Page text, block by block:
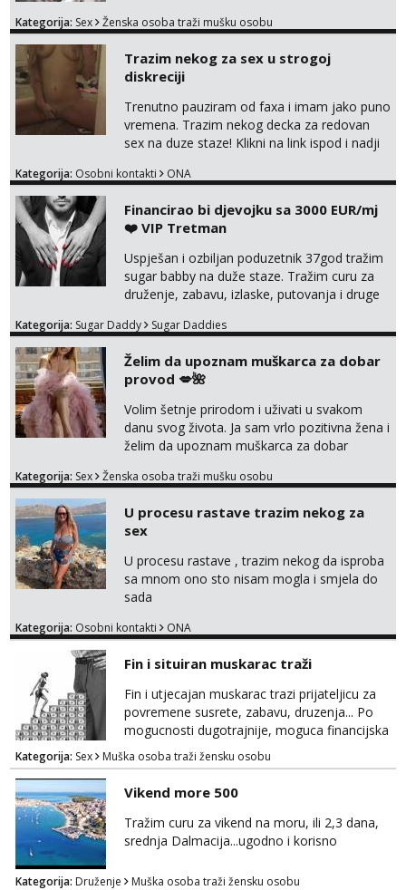
na sexdater link i javi mi se tamo....
Kategorija: Sex Ženska osoba traži mušku osobu
Trazim nekog za sex u strogoj
diskreciji
Trenutno pauziram od faxa i imam jako puno
vremena. Trazim nekog decka za redovan
sex na duze staze! Klikni na link ispod i nadji
Kategorija: Osobni kontakti ONA
Financirao bi djevojku sa 3000 EUR/mj
❤️ VIP Tretman
Uspješan i ozbiljan poduzetnik 37god tražim
sugar babby na duže staze. Tražim curu za
druženje, zabavu, izlaske, putovanja i druge
otvorena, komunikativna, zgodna i atraktivna
markodalic37@gmail.com
Kategorija: Sugar Daddy Sugar Daddies
Želim da upoznam muškarca za dobar
provod 💋🌺
Volim šetnje prirodom i uživati u svakom
danu svog života. Ja sam vrlo pozitivna žena i
želim da upoznam muškarca za dobar
na link ispod i nadji me tamo, cekam te!
Kategorija: Sex Ženska osoba traži mušku osobu
U procesu rastave trazim nekog za
sex
U procesu rastave , trazim nekog da isproba
sa mnom ono sto nisam mogla i smjela do
sada
Kategorija: Osobni kontakti ONA
Fin i situiran muskarac traži
Fin i utjecajan muskarac trazi prijateljicu za
povremene susrete, zabavu, druzenja... Po
mogucnosti dugotrajnije, moguca financijska
potpora!
Kategorija: Sex Muška osoba traži žensku osobu
Vikend more 500
Tražim curu za vikend na moru, ili 2,3 dana,
srednja Dalmacija...ugodno i korisno
Kategorija: Druženje Muška osoba traži žensku osobu